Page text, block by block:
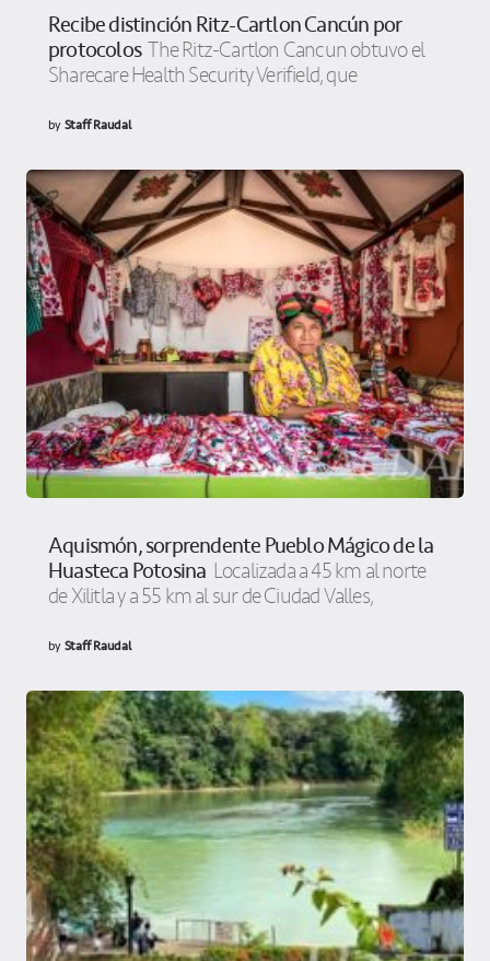
Recibe distinción Ritz-Cartlon Cancún por
protocolos The Ritz-Cartlon Cancun obtuvo el
Sharecare Health Security Verifield, que
byStaff Raudal
Aquismón, sorprendente Pueblo Mágico de la
Huasteca Potosina Localizada a 45 km al norte
de Xilitla y a 55 km al sur de Ciudad Valles,
byStaff Raudal